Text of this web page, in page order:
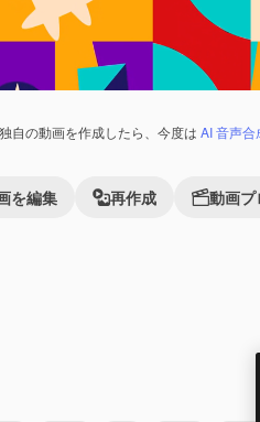
自の動画を作成したら、今度は AI 音声合
を編集 再作成 動画